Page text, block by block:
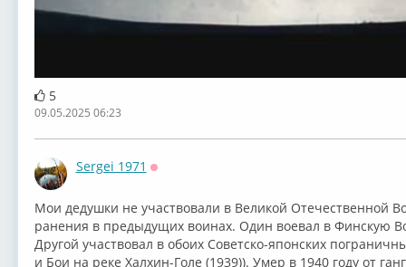
5
09.05.2025 06:23
Sergei 1971
Мои дедушки не участвовали в ⁣Великой Отечественной
ранения в предыдущих воинах. Один воевал в Финскую
Другой участвовал в обоих Советско-японских
и Бои на ⁣реке⁣ Халхин-Голе (1939)). Умер в 1940 году от